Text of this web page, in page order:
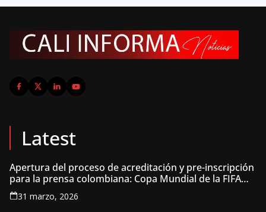
Latest
Apertura del proceso de acreditación y pre-inscripción
para la prensa colombiana: Copa Mundial de la FIFA
2026 ™
31 marzo, 2026